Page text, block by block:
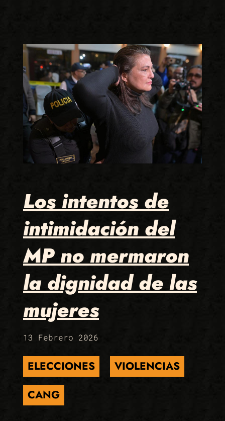
Los intentos de
intimidación del
MP no mermaron
la dignidad de las
mujeres
13 Febrero 2026
ELECCIONES
VIOLENCIAS
CANG